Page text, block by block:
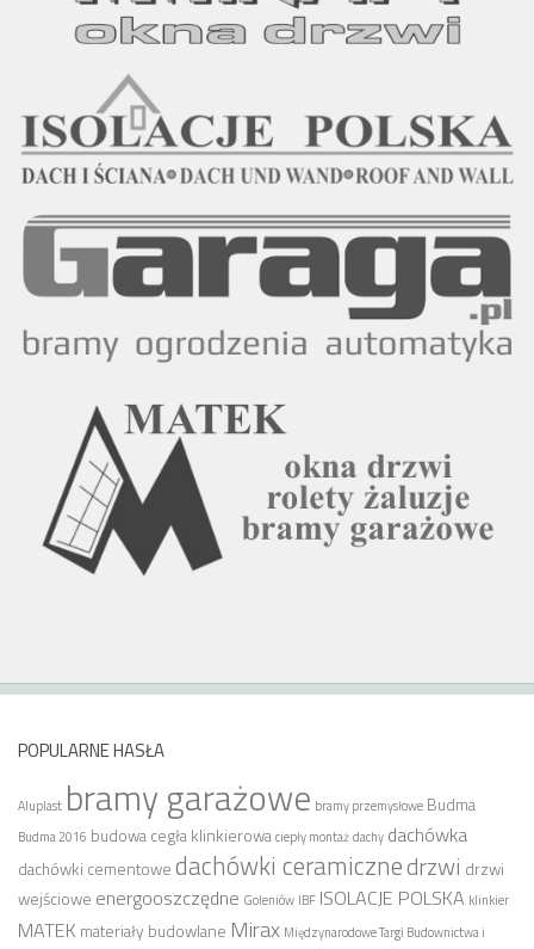
POPULARNE HASŁA
Aluplast bramy garażowe bramy przemysłowe Budma
Budma 2016 budowa cegła klinkierowaciepły montażdachy dachówka
dachówki cementowe dachówki ceramicznedrzwi drzwi
wejściowe energooszczędne Goleniów IBF ISOLACJE POLSKA klinkier
MATEK materiały budowlane Mirax Międzynarodowe Targi Budownictwa i